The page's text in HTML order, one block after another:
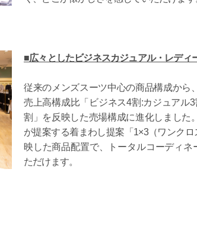
■広々としたビジネスカジュアル・レディ
従来のメンズスーツ中心の商品構成から
売上高構成比「ビジネス4割:カジュアル
割」を反映した売場構成に進化しました
が提案する着まわし提案「1×3（ワンクロ
映した商品配置で、トータルコーディネ
ただけます。